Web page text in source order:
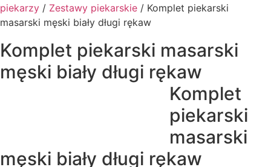
piekarzy / Zestawy piekarskie / Komplet piekarski
masarski męski biały długi rękaw
Komplet piekarski masarski
męski biały długi rękaw
Komplet
piekarski
masarski
męski biały długi rękaw